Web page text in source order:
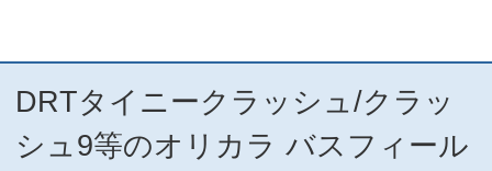
DRTタイニークラッシュ/クラッ
シュ9等のオリカラ バスフィール